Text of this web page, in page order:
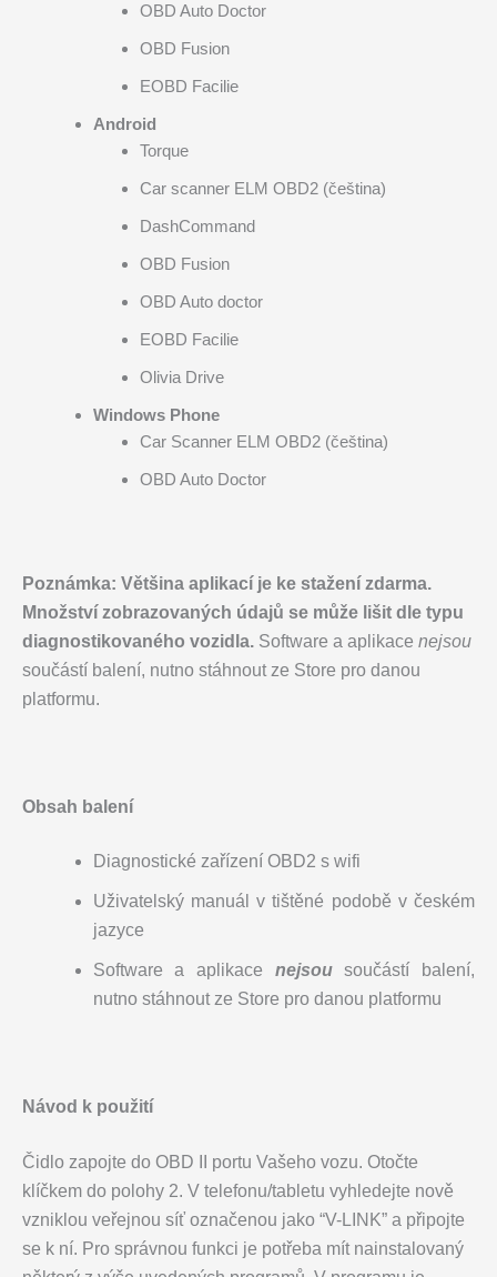
OBD Auto Doctor
OBD Fusion
EOBD Facilie
Android
Torque
Car scanner ELM OBD2 (čeština)
DashCommand
OBD Fusion
OBD Auto doctor
EOBD Facilie
Olivia Drive
Windows Phone
Car Scanner ELM OBD2 (čeština)
OBD Auto Doctor
Poznámka: Většina aplikací je ke stažení zdarma.
Množství zobrazovaných údajů se může lišit dle typu
diagnostikovaného vozidla. Software a aplikace nejsou
součástí balení, nutno stáhnout ze Store pro danou
platformu.
Obsah balení
Diagnostické zařízení OBD2 s wifi
Uživatelský manuál v tištěné podobě v českém
jazyce
Software a aplikace nejsousoučástí balení,
nutno stáhnout ze Store pro danou platformu
Návod k použití
Čidlo zapojte do OBD II portu Vašeho vozu. Otočte
klíčkem do polohy 2. V telefonu/tabletu vyhledejte nově
vzniklou veřejnou síť označenou jako “V-LINK” a připojte
se k ní. Pro správnou funkci je potřeba mít nainstalovaný